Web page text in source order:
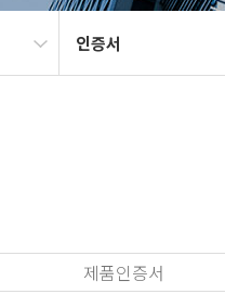
인증서
제품인증서